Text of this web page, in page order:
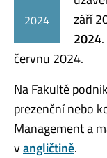
2024
září
2024
červnu 2024.
Na Fakultě
prezenční nebo
Management a
vangličtině.